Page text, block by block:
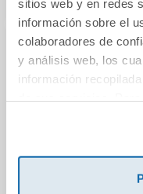
sitios web y en redes
información sobre el
colaboradores de
y análisis web, los
información
Arigato 6. El
ataque de los
robots
Comprar